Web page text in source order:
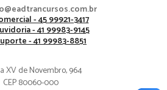
- 45 99921-3417
- 41 99983-9145
- 41 99983-8851
XV de Novembro, 964
CEP 80060-000